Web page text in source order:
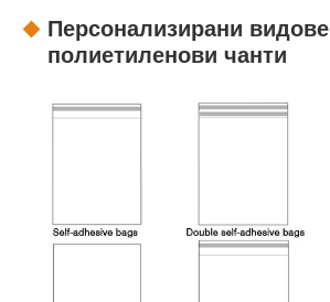
Персонализирани видове
полиетиленови чанти